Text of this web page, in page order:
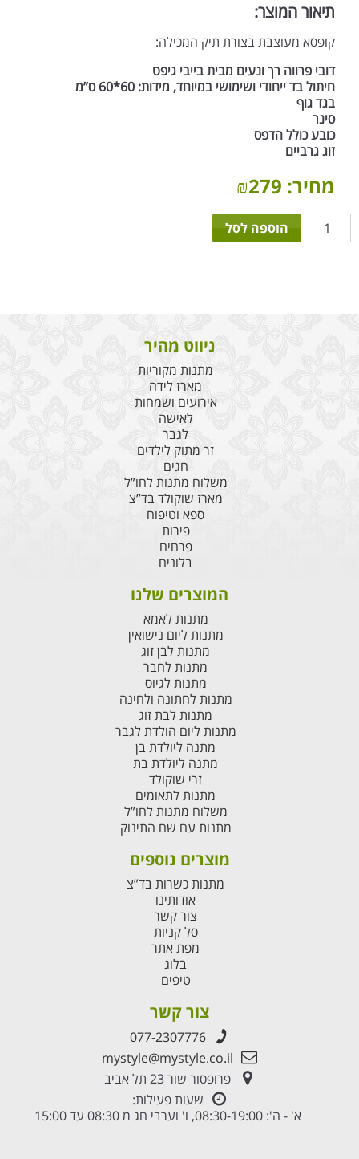
תיאור המוצר:
קופסא מעוצבת בצורת תיק המכילה:
דובי פרווה רך ונעים מבית בייבי גיפט
חיתול בד ייחודי ושימושי במיוחד, מידות: 60*60 ס”מ
בגד גוף
סינר
כובע כולל הדפס
זוג גרביים
מחיר: ₪279
כמות
הוספה לסל
ניווט מהיר
מתנות מקוריות
מארז לידה
אירועים ושמחות
לאישה
לגבר
זר מתוק לילדים
חגים
משלוח מתנות לחו”ל
מארז שוקולד בד”צ
ספא וטיפוח
פירות
פרחים
בלונים
המוצרים שלנו
מתנות לאמא
מתנות ליום נישואין
מתנות לבן זוג
מתנות לחבר
מתנות לגיוס
מתנות לחתונה ולחינה
מתנות לבת זוג
מתנות ליום הולדת לגבר
מתנה ליולדת בן
מתנה ליולדת בת
זרי שוקולד
מתנות לתאומים
משלוח מתנות לחו”ל
מתנות עם שם התינוק
מוצרים נוספים
מתנות כשרות בד”צ
אודותינו
צור קשר
סל קניות
מפת אתר
בלוג
טיפים
צור קשר
077-2307776
mystyle@mystyle.co.il
פרופסור שור 23 תל אביב
שעות פעילות:
א' - ה': 08:30-19:00, ו' וערבי חג מ 08:30 עד 15:00